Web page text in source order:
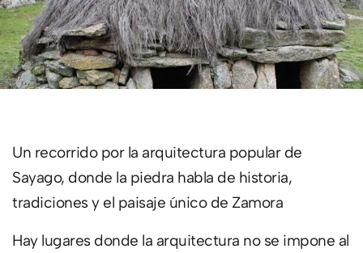
Un recorrido por la arquitectura popular de
Sayago, donde la piedra habla de historia,
tradiciones y el paisaje único de Zamora
Hay lugares donde la arquitectura no se impone al